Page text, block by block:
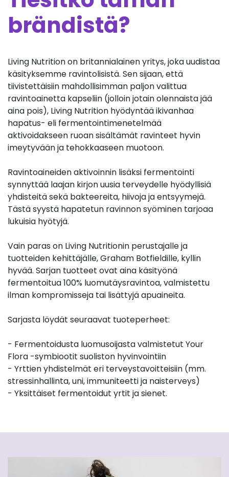
brändistä?
Living Nutrition on britannialainen yritys, joka uudistaa
käsityksemme ravintolisistä. Sen sijaan, että
tiivistettäisiin mahdollisimman paljon valittua
ravintoainetta kapseliin (jolloin jotain olennaista jää
aina pois), Living Nutrition hyödyntää ikivanhaa
hapatus- eli fermentointimenetelmää
aktivoidakseen ruoan sisältämät ravinteet hyvin
imeytyvään ja tehokkaaseen muotoon.
Ravintoaineiden aktivoinnin lisäksi fermentointi
synnyttää laajan kirjon uusia terveydelle hyödyllisiä
yhdisteitä sekä bakteereita, hiivoja ja entsyymejä.
Tästä syystä hapatetun ravinnon syöminen tarjoaa
lukuisia hyötyjä.
Vain paras on Living Nutritionin perustajalle ja
tuotteiden kehittäjälle, Graham Botfieldille, kyllin
hyvää. Sarjan tuotteet ovat aina käsityönä
fermentoitua 100% luomutäysravintoa, valmistettu
ilman kompromisseja tai lisättyjä apuaineita.
Sarjasta löydät seuraavat tuoteperheet:
- Fermentoidusta luomusoijasta valmistetut Your
Flora -symbiootit suoliston hyvinvointiin
- Yrttien yhdistelmät eri terveystavoitteisiin (mm.
stressinhallinta, uni, immuniteetti ja naisterveys)
- Yksittäiset fermentoidut yrtit ja sienet.